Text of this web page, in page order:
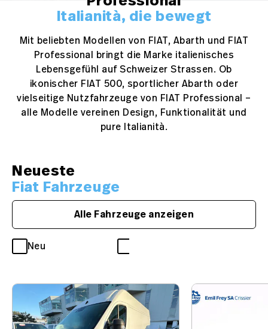
Italianità, die bewegt
Mit beliebten Modellen von FIAT, Abarth und FIAT
Professional bringt die Marke italienisches
Lebensgefühl auf Schweizer Strassen. Ob
ikonischer FIAT 500, sportlicher Abarth oder
vielseitige Nutzfahrzeuge von FIAT Professional –
alle Modelle vereinen Design, Funktionalität und
pure Italianità.
Neueste
Fiat Fahrzeuge
Alle Fahrzeuge anzeigen
Neu